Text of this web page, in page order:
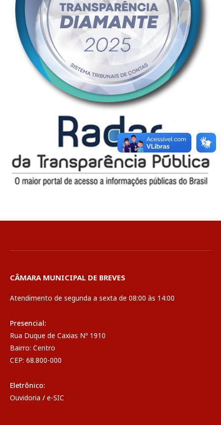
CÂMARA MUNICIPAL DE BREVES
Atendimento de segunda a sexta de 08:00 às 14:00
Presencial:
Rua Duque de Caxias Nº 1910
Bairro: Centro
CEP: 68.800-000
Eletrônico:
Ouvidoria / e-SIC